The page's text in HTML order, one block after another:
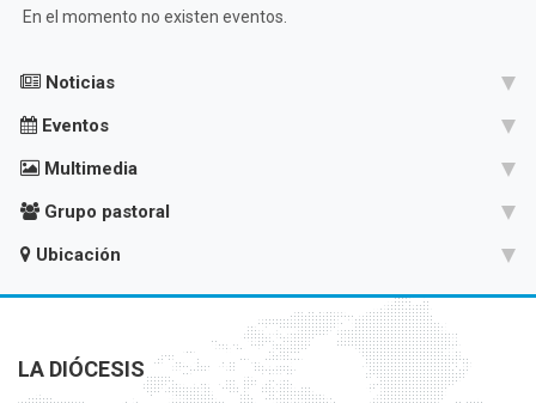
En el momento no existen eventos.
Noticias
Eventos
Multimedia
Grupo pastoral
Ubicación
LA DIÓCESIS